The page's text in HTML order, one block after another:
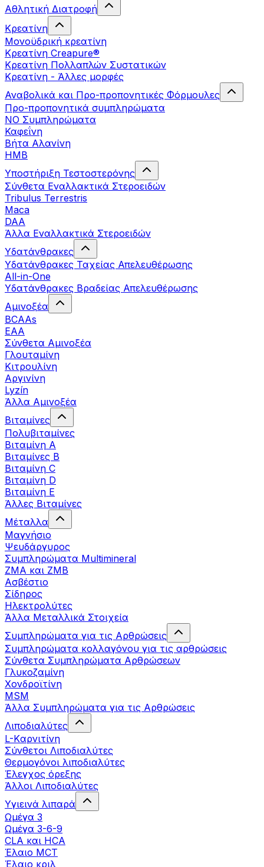
Αθλητική Διατροφή
Κρεατίνη
Μονοϋδρική κρεατίνη
Κρεατίνη Creapure®
Κρεατίνη Πολλαπλών Συστατικών
Κρεατίνη - Άλλες μορφές
Αναβολικά και Προ-προπονητικές Φόρμουλες
Προ-προπονητικά συμπληρώματα
ΝΟ Συμπληρώματα
Καφεΐνη
Βήτα Αλανίνη
HMB
Υποστήριξη Τεστοστερόνης
Σύνθετα Εναλλακτικά Στεροειδών
Tribulus Terrestris
Maca
DAA
Άλλα Εναλλακτικά Στεροειδών
Υδατάνθρακες
Υδατάνθρακες Ταχείας Απελευθέρωσης
All-in-One
Υδατάνθρακες Βραδείας Απελευθέρωσης
Αμινοξέα
BCAAs
EAA
Σύνθετα Αμινοξέα
Γλουταμίνη
Κιτρουλίνη
Αργινίνη
Lyzín
Άλλα Αμινοξέα
Βιταμίνες
Πολυβιταμίνες
Βιταμίνη Α
Βιταμίνες Β
Βιταμίνη C
Βιταμίνη D
Βιταμίνη Ε
Άλλες Βιταμίνες
Μέταλλα
Μαγνήσιο
Ψευδάργυρος
Συμπληρώματα Multimineral
ZMA και ZMB
Ασβέστιο
Σίδηρος
Ηλεκτρολύτες
Άλλα Mεταλλικά Στοιχεία
Συμπληρώματα για τις Αρθρώσεις
Συμπληρώματα κολλαγόνου για τις αρθρώσεις
Σύνθετα Συμπληρώματα Αρθρώσεων
Γλυκοζαμίνη
Χονδροϊτίνη
MSM
Άλλα Συμπληρώματα για τις Αρθρώσεις
Λιποδιαλύτες
L-Kαρνιτίνη
Σύνθετοι Λιποδιαλύτες
Θερμογόνοι λιποδιαλύτες
Έλεγχος όρεξης
Άλλοι Λιποδιαλύτες
Υγιεινά λιπαρά
Ωμέγα 3
Ωμέγα 3-6-9
CLA και HCA
Έλαιο MCT
Έλαιο κριλ